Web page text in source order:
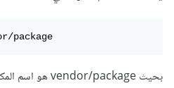
package
بحيث vendor/package هو اسم المكتبة التي تود حذفها.